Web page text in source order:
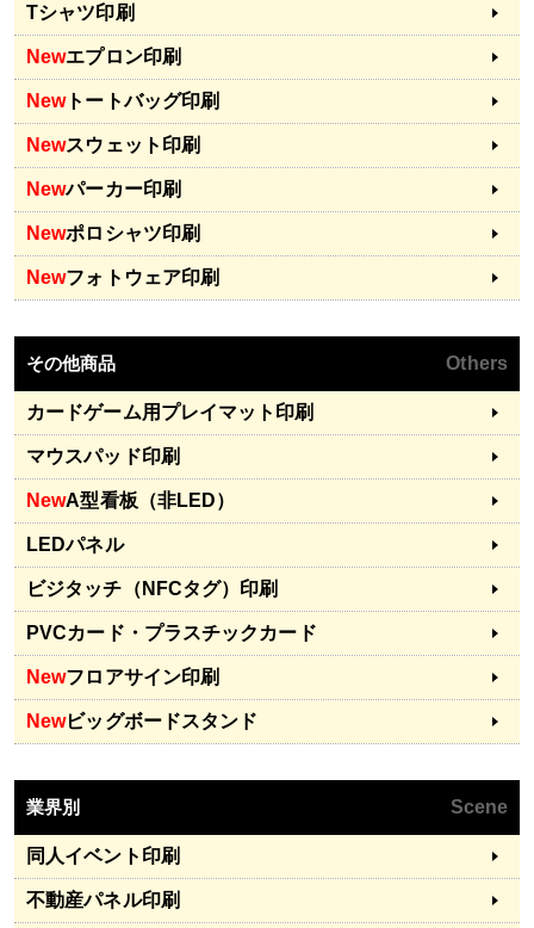
Tシャツ印刷
Newエプロン印刷
Newトートバッグ印刷
Newスウェット印刷
Newパーカー印刷
Newポロシャツ印刷
Newフォトウェア印刷
その他商品 Others
カードゲーム用プレイマット印刷
マウスパッド印刷
NewA型看板（非LED）
LEDパネル
ビジタッチ（NFCタグ）印刷
PVCカード・プラスチックカード
Newフロアサイン印刷
Newビッグボードスタンド
業界別 Scene
同人イベント印刷
不動産パネル印刷